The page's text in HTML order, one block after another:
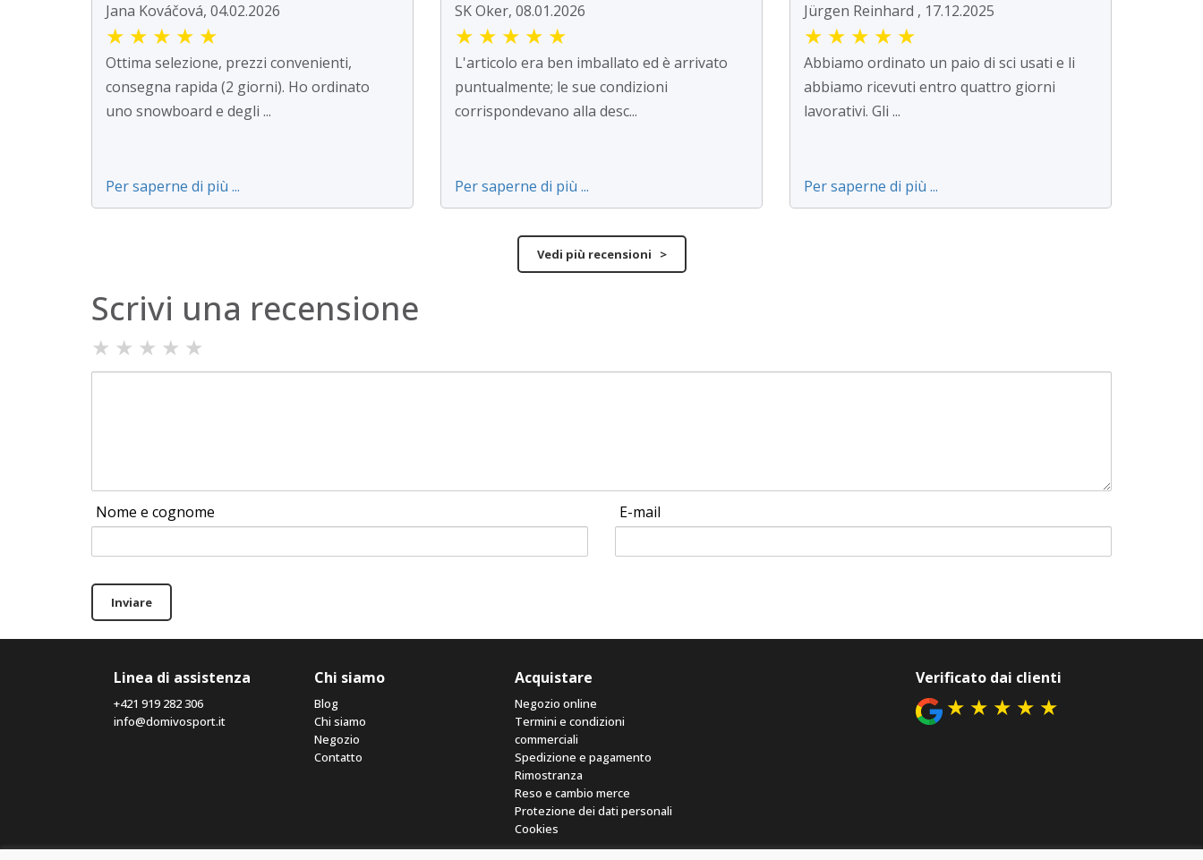
Jana Kováčová, 04.02.2026
★ ★ ★ ★ ★
Ottima selezione, prezzi convenienti,
consegna rapida (2 giorni). Ho ordinato
uno snowboard e degli ...
Per saperne di più ...
SK Oker, 08.01.2026
★ ★ ★ ★ ★
L'articolo era ben imballato ed è arrivato
puntualmente; le sue condizioni
corrispondevano alla desc...
Per saperne di più ...
Jürgen Reinhard , 17.12.2025
★ ★ ★ ★ ★
Abbiamo ordinato un paio di sci usati e li
abbiamo ricevuti entro quattro giorni
lavorativi. Gli ...
Per saperne di più ...
Vedi più recensioni >
Scrivi una recensione
★ ★ ★ ★ ★
Nome e cognome E-mail
Inviare
Linea di assistenza
+421 919 282 306
info@domivosport.it
Chi siamo
Blog
Chi siamo
Negozio
Contatto
Acquistare
Negozio online
Termini e condizioni
commerciali
Spedizione e pagamento
Rimostranza
Reso e cambio merce
Protezione dei dati personali
Cookies
Verificato dai clienti
★ ★ ★ ★ ★